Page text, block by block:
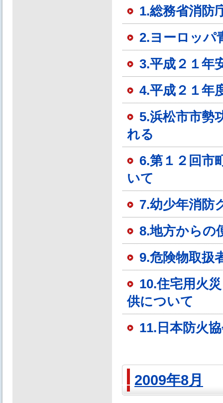
1.総務省消防
2.ヨーロッパ
3.平成２１年
4.平成２１年
5.浜松市市勢
れる
6.第１２回市
いて
7.幼少年消防
8.地方からの
9.危険物取扱
10.住宅用火
供について
11.日本防火
2009年8月